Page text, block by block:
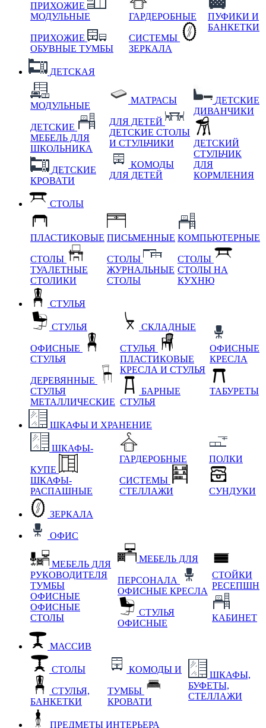
ПРИХОЖИЕ
МОДУЛЬНЫЕ
ПРИХОЖИЕ
ОБУВНЫЕ ТУМБЫ
ГАРДЕРОБНЫЕ
СИСТЕМЫ
ЗЕРКАЛА
ПУФИКИ И
БАНКЕТКИ
ДЕТСКАЯ
МОДУЛЬНЫЕ
ДЕТСКИЕ
МЕБЕЛЬ ДЛЯ
ШКОЛЬНИКА
ДЕТСКИЕ
КРОВАТИ
МАТРАСЫ
ДЛЯ ДЕТЕЙ
ДЕТСКИЕ СТОЛЫ
И СТУЛЬЧИКИ
КОМОДЫ
ДЛЯ ДЕТЕЙ
ДЕТСКИЕ
ДИВАНЧИКИ
ДЕТСКИЙ
СТУЛЬЧИК
ДЛЯ
КОРМЛЕНИЯ
СТОЛЫ
ПЛАСТИКОВЫЕ
СТОЛЫ
ТУАЛЕТНЫЕ
СТОЛИКИ
ПИСЬМЕННЫЕ
СТОЛЫ
ЖУРНАЛЬНЫЕ
СТОЛЫ
КОМПЬЮТЕРНЫЕ
СТОЛЫ
СТОЛЫ НА
КУХНЮ
СТУЛЬЯ
СТУЛЬЯ
ОФИСНЫЕ
СТУЛЬЯ
ДЕРЕВЯННЫЕ
СТУЛЬЯ
МЕТАЛЛИЧЕСКИЕ
СКЛАДНЫЕ
СТУЛЬЯ
ПЛАСТИКОВЫЕ
КРЕСЛА И СТУЛЬЯ
БАРНЫЕ
СТУЛЬЯ
ОФИСНЫЕ
КРЕСЛА
ТАБУРЕТЫ
ШКАФЫ И ХРАНЕНИЕ
ШКАФЫ-
КУПЕ
ШКАФЫ-
РАСПАШНЫЕ
ГАРДЕРОБНЫЕ
СИСТЕМЫ
СТЕЛЛАЖИ
ПОЛКИ
СУНДУКИ
ЗЕРКАЛА
ОФИС
МЕБЕЛЬ ДЛЯ
РУКОВОДИТЕЛЯ
ТУМБЫ
ОФИСНЫЕ
ОФИСНЫЕ
СТОЛЫ
МЕБЕЛЬ ДЛЯ
ПЕРСОНАЛА
ОФИСНЫЕ КРЕСЛА
СТУЛЬЯ
ОФИСНЫЕ
СТОЙКИ
РЕСЕПШН
КАБИНЕТ
МАССИВ
СТОЛЫ
СТУЛЬЯ,
БАНКЕТКИ
КОМОДЫ И
ТУМБЫ
КРОВАТИ
ШКАФЫ,
БУФЕТЫ,
СТЕЛЛАЖИ
ПРЕДМЕТЫ ИНТЕРЬЕРА